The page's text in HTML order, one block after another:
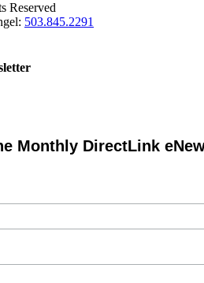
Reserved
503.845.2291
Monthly DirectLink